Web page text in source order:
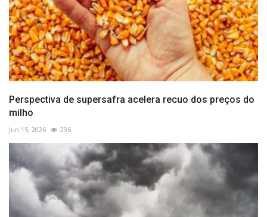
Perspectiva de supersafra acelera recuo dos preços do
milho
Jun 15, 2026 236